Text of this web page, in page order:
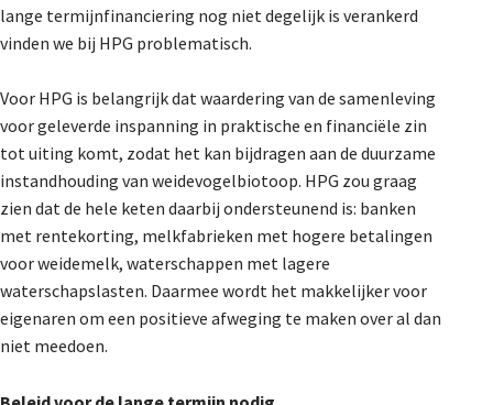
lange termijnfinanciering nog niet degelijk is verankerd
vinden we bij HPG problematisch.
Voor HPG is belangrijk dat waardering van de samenleving
voor geleverde inspanning in praktische en financiële zin
tot uiting komt, zodat het kan bijdragen aan de duurzame
instandhouding van weidevogelbiotoop. HPG zou graag
zien dat de hele keten daarbij ondersteunend is: banken
met rentekorting, melkfabrieken met hogere betalingen
voor weidemelk, waterschappen met lagere
waterschapslasten. Daarmee wordt het makkelijker voor
eigenaren om een positieve afweging te maken over al dan
niet meedoen.